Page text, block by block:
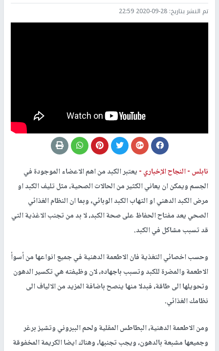
تم النشر بتاريخ: 2020-09-28 22:59
نابلس -النجاح الإخباري -يعتبر الكبد من اهم الاعضاء الموجودة في
الجسم ويمكن ان يعاني الكثير من الحالات الصحية، مثل تليف الكبد او
مرض الكبد الدهني او التهاب الكبد الوبائي، وبما ان النظام الغذائي
الصحي يعد مفتاح الحفاظ على صحة الكبد، لا بد من تجنب الاغذية التي
قد تسبب مشاكل في الكبد.
وحسب اخصائي التغذية فان الاطعمة الدهنية في جميع انواعها من أسوأ
الاطعمة والمضرة للكبد وتسبب باجهاده، لان وظيفته هي تكسير الدهون
وتحويلها الى طاقة، فبدلا منها ينصح باضافة المزيد من الالياف الى
نظامك الغذائي.
ومن الاطعمة الدهنية، البطاطس المقلية ولحم الببروني وتشيز برغر
وجميعها مشبعة بالدهون، ويجب تجنبها، وهناك ايضا الكريمة المخفوقة